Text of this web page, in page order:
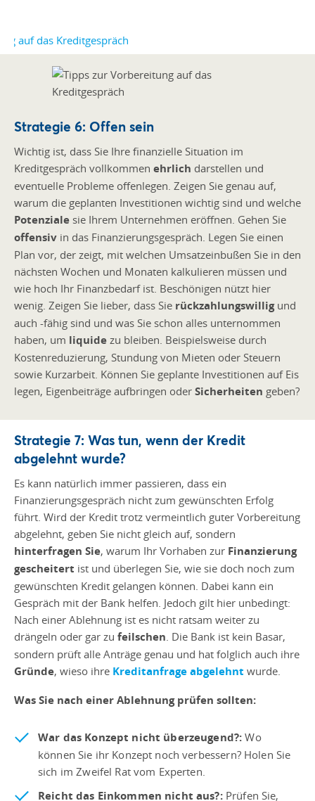
Strategie 6: Offen sein
Wichtig ist, dass Sie Ihre finanzielle Situation im
Kreditgespräch vollkommen ehrlich darstellen und
eventuelle Probleme offenlegen. Zeigen Sie genau auf,
warum die geplanten Investitionen wichtig sind und welche
Potenziale sie Ihrem Unternehmen eröffnen. Gehen Sie
offensiv in das Finanzierungsgespräch. Legen Sie einen
Plan vor, der zeigt, mit welchen Umsatzeinbußen Sie in den
nächsten Wochen und Monaten kalkulieren müssen und
wie hoch Ihr Finanzbedarf ist. Beschönigen nützt hier
wenig. Zeigen Sie lieber, dass Sie rückzahlungswilligund
auch -fähig sind und was Sie schon alles unternommen
haben, um liquide zu bleiben. Beispielsweise durch
Kostenreduzierung, Stundung von Mieten oder Steuern
sowie Kurzarbeit. Können Sie geplante Investitionen auf Eis
legen, Eigenbeiträge aufbringen oder Sicherheiten geben?
Strategie 7: Was tun, wenn der Kredit
abgelehnt wurde?
Es kann natürlich immer passieren, dass ein
Finanzierungsgespräch nicht zum gewünschten Erfolg
führt. Wird der Kredit trotz vermeintlich guter Vorbereitung
abgelehnt, geben Sie nicht gleich auf, sondern
hinterfragen Sie, warum Ihr Vorhaben zur Finanzierung
gescheitert ist und überlegen Sie, wie sie doch noch zum
gewünschten Kredit gelangen können. Dabei kann ein
Gespräch mit der Bank helfen. Jedoch gilt hier unbedingt:
Nach einer Ablehnung ist es nicht ratsam weiter zu
drängeln oder gar zu feilschen. Die Bank ist kein Basar,
sondern prüft alle Anträge genau und hat folglich auch ihre
Gründe, wieso ihre Kreditanfrage abgelehnt wurde.
Was Sie nach einer Ablehnung prüfen sollten:
War das Konzept nicht überzeugend?: Wo
können Sie ihr Konzept noch verbessern? Holen Sie
sich im Zweifel Rat vom Experten.
Reicht das Einkommen nicht aus?: Prüfen Sie,